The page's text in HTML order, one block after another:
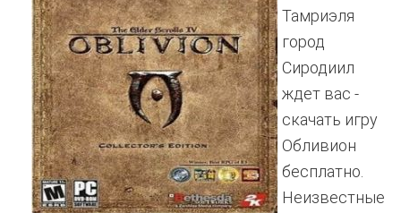
Тамриэля
город
Сиродиил
ждет вас -
скачать игру
Обливион
бесплатно.
Неизвестные